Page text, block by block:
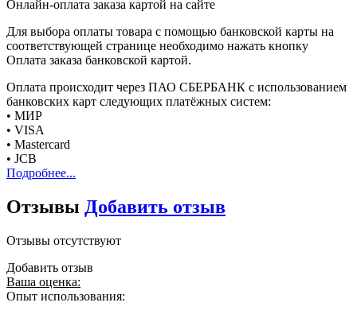
Онлайн-оплата заказа картой на сайте
Для выбора оплаты товара с помощью банковской карты на
соответствующей странице необходимо нажать кнопку
Оплата заказа банковской картой.
Оплата происходит через ПАО СБЕРБАНК с использованием
банковских карт следующих платёжных систем:
• МИР
• VISA
• Mastercard
• JCB
Подробнее...
Отзывы Добавить отзыв
Отзывы отсутствуют
Добавить отзыв
Ваша оценка:
Опыт использования: